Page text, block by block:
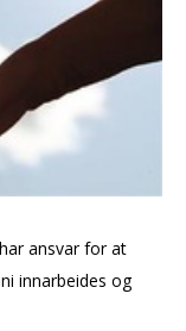
ansvar for at
innarbeides og